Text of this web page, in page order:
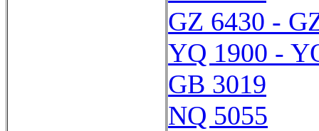
GZ 6430 -
YQ 1900 -
GB 3019
NQ 5055